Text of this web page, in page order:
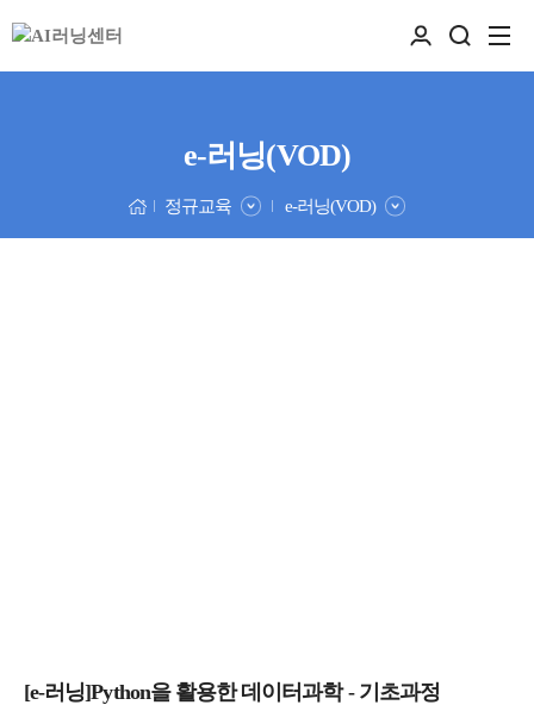
e-러닝(VOD)
정규교육 e-러닝(VOD)
[e-러닝]Python을 활용한 데이터과학 - 기초과정